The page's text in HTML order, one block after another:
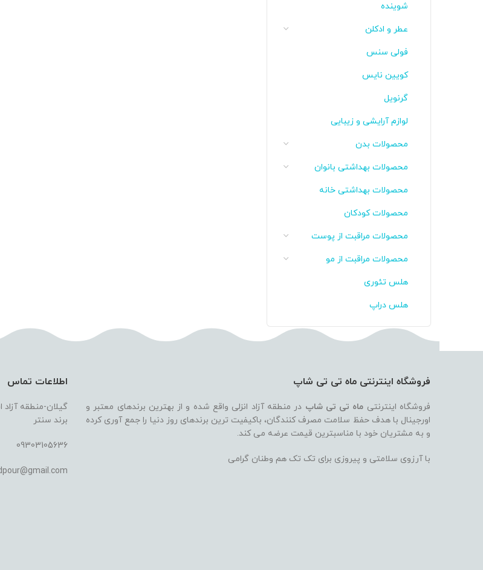
شوینده
عطر و ادکلن
فولی سنس
کویین نایس
گرنویل
لوازم آرایشی و زیبایی
محصولات بدن
محصولات بهداشتی بانوان
محصولات بهداشتی خانه
محصولات کودکان
محصولات مراقبت از پوست
محصولات مراقبت از مو
هلس تئوری
هلس دراپ
فروشگاه اینترنتی ماه تی تی شاپ
فروشگاه اینترنتی ماه تی تی شاپ در منطقه آزاد انزلی واقع شده و از بهترین برندهای معتبر و
اورجینال با هدف حفظ سلامت مصرف کنندگان، باکیفیت ترین برندهای روز دنیا را جمع آوری کرده
و به مشتریان خود با مناسبترین قیمت عرضه می کند.
با آرزوی سلامتی و پیروزی برای تک تک هم وطنان گرامی
اطلاعات تماس
گیلان-منطقه آزاد
برند سنتر
09303105636